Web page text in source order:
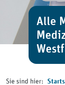
Alle
Sie sind hier: